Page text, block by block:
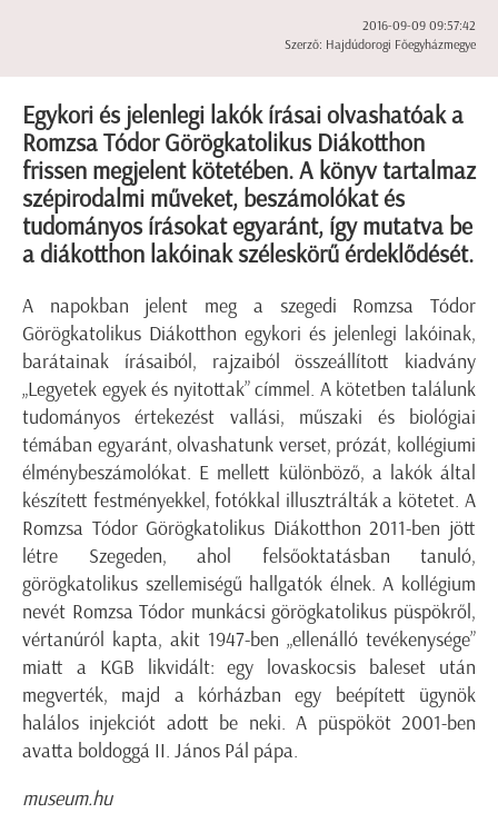
2016-09-09 09:57:42
Szerző: Hajdúdorogi Főegyházmegye
Egykori és jelenlegi lakók írásai olvashatóak a
Romzsa Tódor Görögkatolikus Diákotthon
frissen megjelent kötetében. A könyv tartalmaz
szépirodalmi műveket, beszámolókat és
tudományos írásokat egyaránt, így mutatva be
a diákotthon lakóinak széleskörű érdeklődését.
A napokban jelent meg a szegedi Romzsa Tódor
Görögkatolikus Diákotthon egykori és jelenlegi lakóinak,
barátainak írásaiból, rajzaiból összeállított kiadvány
„Legyetek egyek és nyitottak” címmel. A kötetben találunk
tudományos értekezést vallási, műszaki és biológiai
témában egyaránt, olvashatunk verset, prózát, kollégiumi
élménybeszámolókat. E mellett különböző, a lakók által
készített festményekkel, fotókkal illusztrálták a kötetet. A
Romzsa Tódor Görögkatolikus Diákotthon 2011-ben jött
létre Szegeden, ahol felsőoktatásban tanuló,
görögkatolikus szellemiségű hallgatók élnek. A kollégium
nevét Romzsa Tódor munkácsi görögkatolikus püspökről,
vértanúról kapta, akit 1947-ben „ellenálló tevékenysége”
miatt a KGB likvidált: egy lovaskocsis baleset után
megverték, majd a kórházban egy beépített ügynök
halálos injekciót adott be neki. A püspököt 2001-ben
avatta boldoggá II. János Pál pápa.
museum.hu